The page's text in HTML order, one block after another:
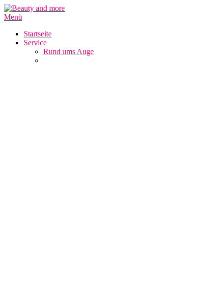
Zum
Inhalt
Menü
Startseite
Service
Rund ums Auge